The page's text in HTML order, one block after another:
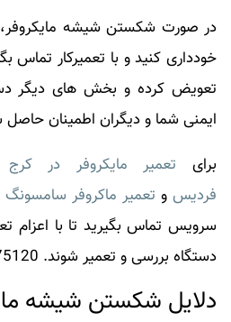
در صورت شکستن شیشه مایکروفر،
خودداری کنید و با تعمیرکار تماس
تعویض کرده و بخش های دیگر
ایمنی شما و دیگران اطمینان
برای تعمیر مایکروفر در کرج
فردیسو تعمیر ماکروفر
سرویس تماس بگیرید تا با اعزام
دستگاه بررسی و تعمیر شوند. 09121675120
دلایل شکستن شیشه